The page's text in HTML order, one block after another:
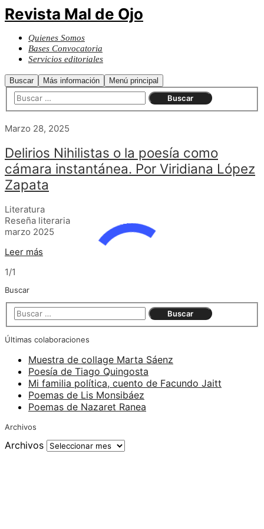
Revista Mal de Ojo
Quienes Somos
Bases Convocatoria
Servicios editoriales
Buscar Más información Menú principal
Marzo 28, 2025
Delirios Nihilistas o la poesía como
cámara instantánea. Por Viridiana López
Zapata
Literatura
Reseña literaria
marzo 2025
Leer más
1/1
Buscar
Últimas colaboraciones
Muestra de collage Marta Sáenz
Poesía de Tiago Quingosta
Mi familia política, cuento de Facundo Jaitt
Poemas de Lis Monsibáez
Poemas de Nazaret Ranea
Archivos
Archivos